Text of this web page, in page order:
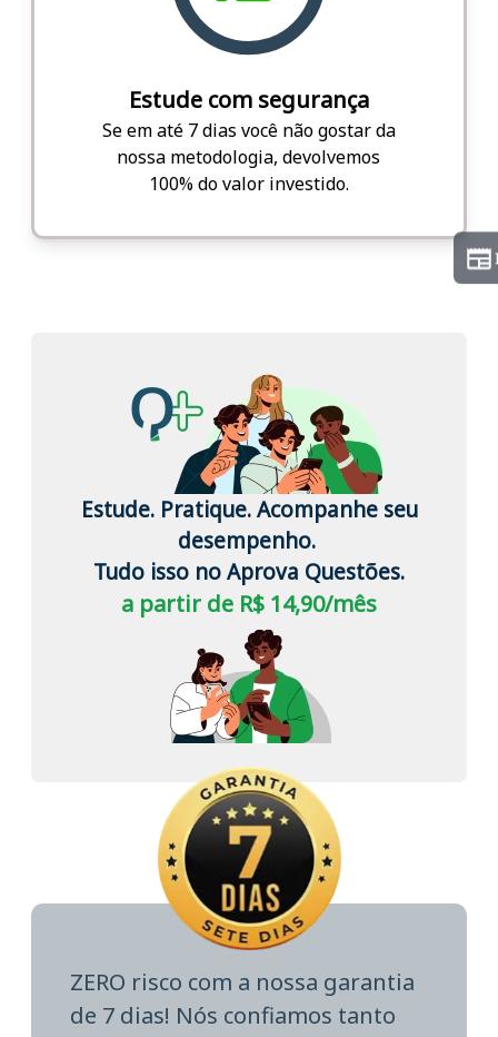
Estude com segurança
Se em até 7 dias você não gostar da
nossa metodologia, devolvemos
100% do valor investido.
Estude. Pratique. Acompanhe seu
desempenho.
Tudo isso no Aprova Questões.
a partir de R$ 14,90/mês
ZERO risco com a nossa garantia
de 7 dias! Nós confiamos tanto